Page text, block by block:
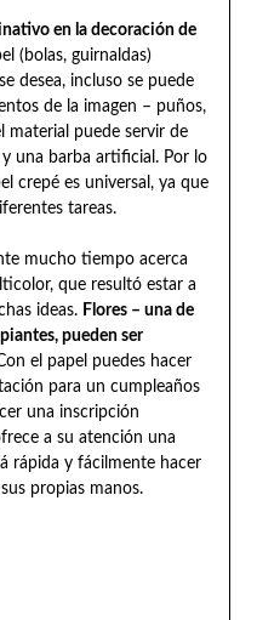
en la decoración de
(bolas, guirnaldas)
desea, incluso se puede
de la imagen – puños,
material puede servir de
una barba artificial. Por lo
crepé es universal, ya que
tareas.
mucho tiempo acerca
que resultó estar a
ideas. Flores – una de
pueden ser
el papel puedes hacer
para un cumpleaños
una inscripción
a su atención una
rápida y fácilmente hacer
propias manos.